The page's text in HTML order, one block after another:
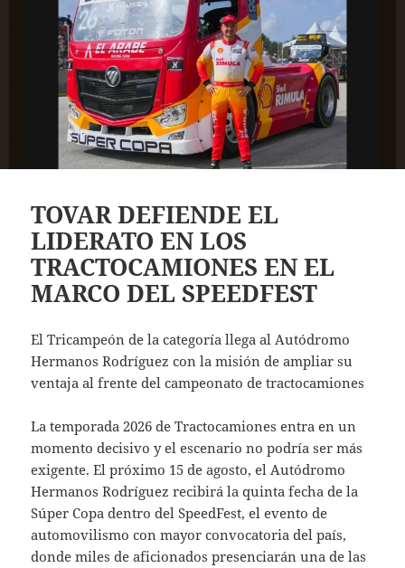
TOVAR DEFIENDE EL
LIDERATO EN LOS
TRACTOCAMIONES EN EL
MARCO DEL SPEEDFEST
El Tricampeón de la categoría llega al Autódromo
Hermanos Rodríguez con la misión de ampliar su
ventaja al frente del campeonato de tractocamiones
La temporada 2026 de Tractocamiones entra en un
momento decisivo y el escenario no podría ser más
exigente. El próximo 15 de agosto, el Autódromo
Hermanos Rodríguez recibirá la quinta fecha de la
Súper Copa dentro del SpeedFest, el evento de
automovilismo con mayor convocatoria del país,
donde miles de aficionados presenciarán una de las